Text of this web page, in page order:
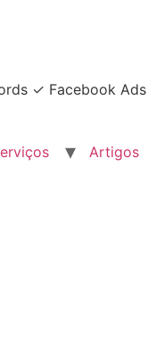
✓ Facebook
Artigos